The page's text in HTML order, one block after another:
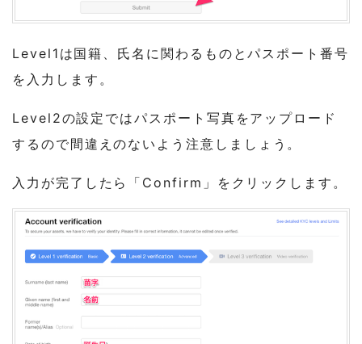
Level1は国籍、氏名に関わるものとパスポート番号
を入力します。
Level2の設定ではパスポート写真をアップロード
するので間違えのないよう注意しましょう。
入力が完了したら「Confirm」をクリックします。